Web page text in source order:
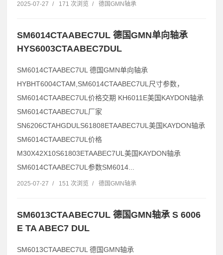
2025-07-27 / 171 次浏览 / 德国GMN轴承
SM6014CTAABEC7UL 德国GMN单向轴承
HYS6003CTAABEC7DUL
SM6014CTAABEC7UL 德国GMN单向轴承
HYBHT6004CTAM,SM6014CTAABEC7UL尺寸参数，
SM6014CTAABEC7UL价格交期 KH6011E美国KAYDON轴承
SM6014CTAABEC7UL厂家
SN6206CTAHGDULS61808ETAABEC7UL美国KAYDON轴承
SM6014CTAABEC7UL价格
M30X42X10S61803ETAABEC7UL美国KAYDON轴承
SM6014CTAABEC7UL参数SM6014...
2025-07-27 / 151 次浏览 / 德国GMN轴承
SM6013CTAABEC7UL 德国GMN轴承 S 6006
E TA ABEC7 DUL
SM6013CTAABEC7UL 德国GMN轴承